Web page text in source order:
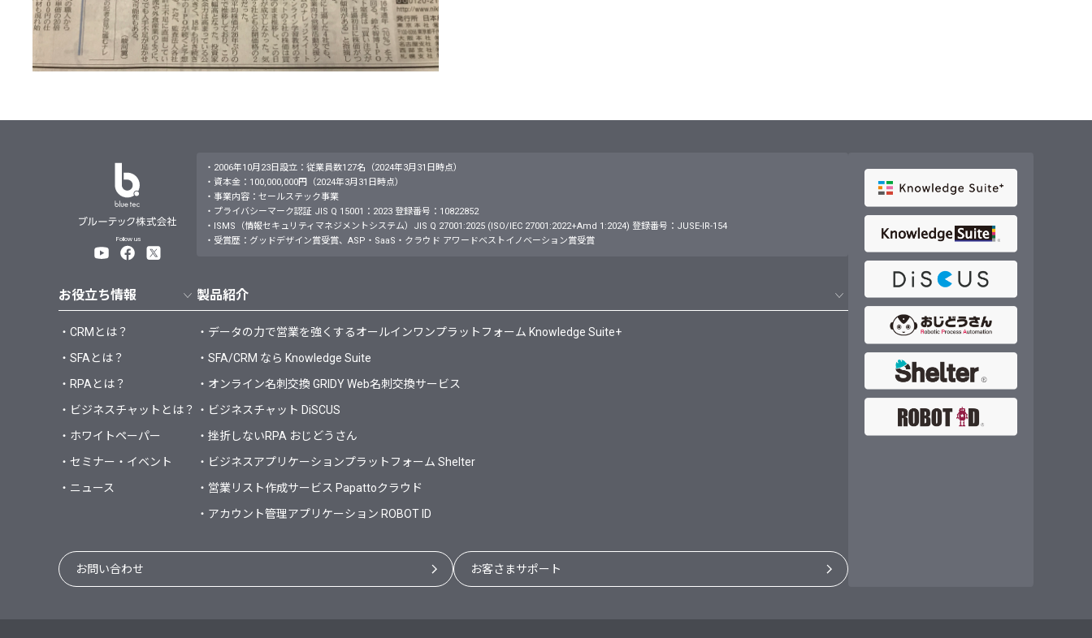
Follow us
・2006年10月23日設立：従業員数127名（2024年3月31日時点）
・資本金：100,000,000円（2024年3月31日時点）
・事業内容：セールステック事業
・プライバシーマーク認証 JIS Q 15001：2023 登録番号：10822852
・ISMS（情報セキュリティマネジメントシステム）JIS Q 27001:2025 (ISO/IEC 27001:2022+Amd 1:2024) 登録番号：JUSE-IR-154
・受賞歴：グッドデザイン賞受賞、ASP・SaaS・クラウド アワードベストイノベーション賞受賞
お役立ち情報
・CRMとは？
・SFAとは？
・RPAとは？
・ビジネスチャットとは？
・ホワイトペーパー
・セミナー・イベント
・ニュース
製品紹介
・データの力で営業を強くするオールインワンプラットフォーム Knowledge Suite+
・SFA/CRM なら Knowledge Suite
・オンライン名刺交換 GRIDY Web名刺交換サービス
・ビジネスチャット DiSCUS
・挫折しないRPA おじどうさん
・ビジネスアプリケーションプラットフォーム Shelter
・営業リスト作成サービス Papattoクラウド
・アカウント管理アプリケーション ROBOT ID
お問い合わせ お客さまサポート